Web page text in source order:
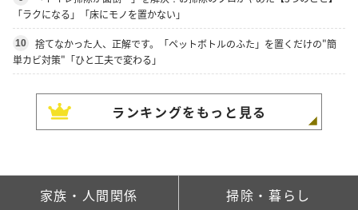
「ラクになる」「床にモノを置かない」
10
捨てなかった人、正解です。「ペットボトルのふた」を置くだけの"簡
単カビ対策"「ひと工夫で変わる」
ランキングをもっと見る
家族・人間関係 掃除・暮らし